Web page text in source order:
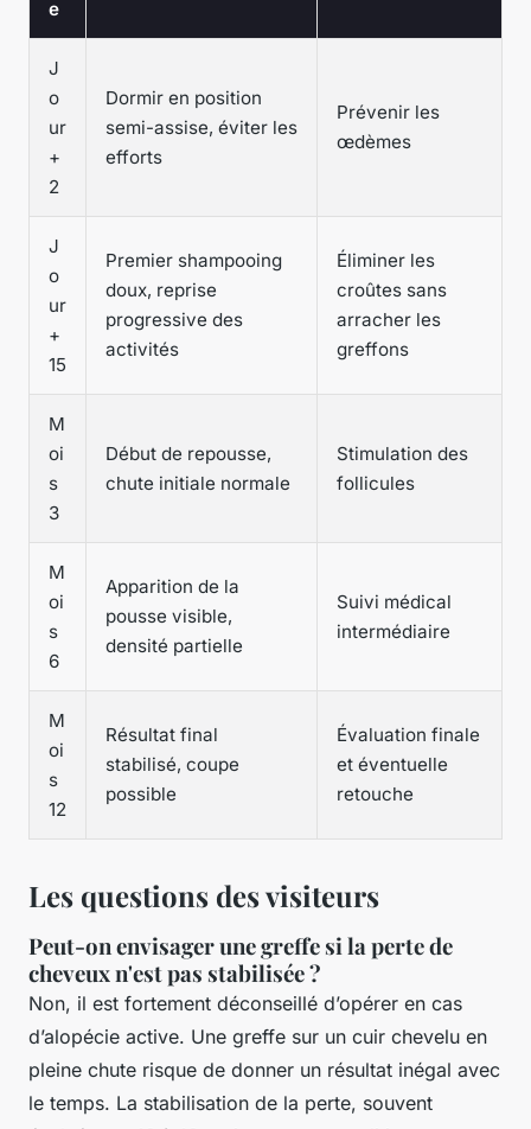
e
J
o
ur
+
2
Dormir en position
semi-assise, éviter les
efforts
Prévenir les
œdèmes
J
o
ur
+
15
Premier shampooing
doux, reprise
progressive des
activités
Éliminer les
croûtes sans
arracher les
greffons
M
oi
s
3
Début de repousse,
chute initiale normale
Stimulation des
follicules
M
oi
s
6
Apparition de la
pousse visible,
densité partielle
Suivi médical
intermédiaire
M
oi
s
12
Résultat final
stabilisé, coupe
possible
Évaluation finale
et éventuelle
retouche
Les questions des visiteurs
Peut-on envisager une greffe si la perte de
cheveux n'est pas stabilisée ?
Non, il est fortement déconseillé d’opérer en cas
d’alopécie active. Une greffe sur un cuir chevelu en
pleine chute risque de donner un résultat inégal avec
le temps. La stabilisation de la perte, souvent